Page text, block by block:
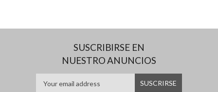
SUSCRIBIRSE EN
NUESTRO ANUNCIOS